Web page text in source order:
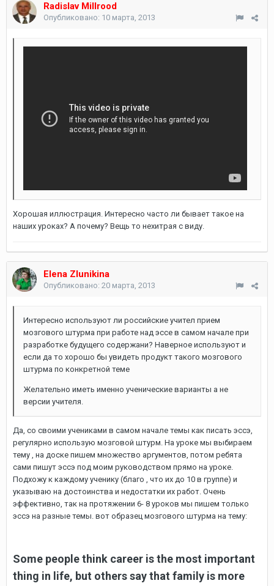
Radislav Millrood
Опубликовано: 10 марта, 2013
Хорошая иллюстрация. Интересно часто ли бывает такое на
наших уроках? А почему? Вещь то нехитрая с виду.
Elena Zlunikina
Опубликовано: 20 марта, 2013
Интересно используют ли российские учител прием
мозгового штурма при работе над эссе в самом начале при
разработке будущего содержани? Наверное используют и
если да то хорошо бы увидеть продукт такого мозгового
штурма по конкретной теме
Желательно иметь именно ученические варианты а не
версии учителя.
Да, со своими учениками в самом начале темы как писать эссэ,
регулярно использую мозговой штурм. На уроке мы выбираем
тему , на доске пишем множество аргументов, потом ребята
сами пишут эссэ под моим руководством прямо на уроке.
Подхожу к каждому ученику (благо , что их до 10 в группе) и
указываю на достоинства и недостатки их работ. Очень
эффективно, так на протяжении 6- 8 уроков мы пишем только
эссэ на разные темы. вот образец мозгового штурма на тему:
Some people think career is the most important
thing in life, but others say that family is more